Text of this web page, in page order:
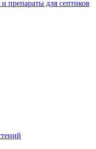
препараты для септиков